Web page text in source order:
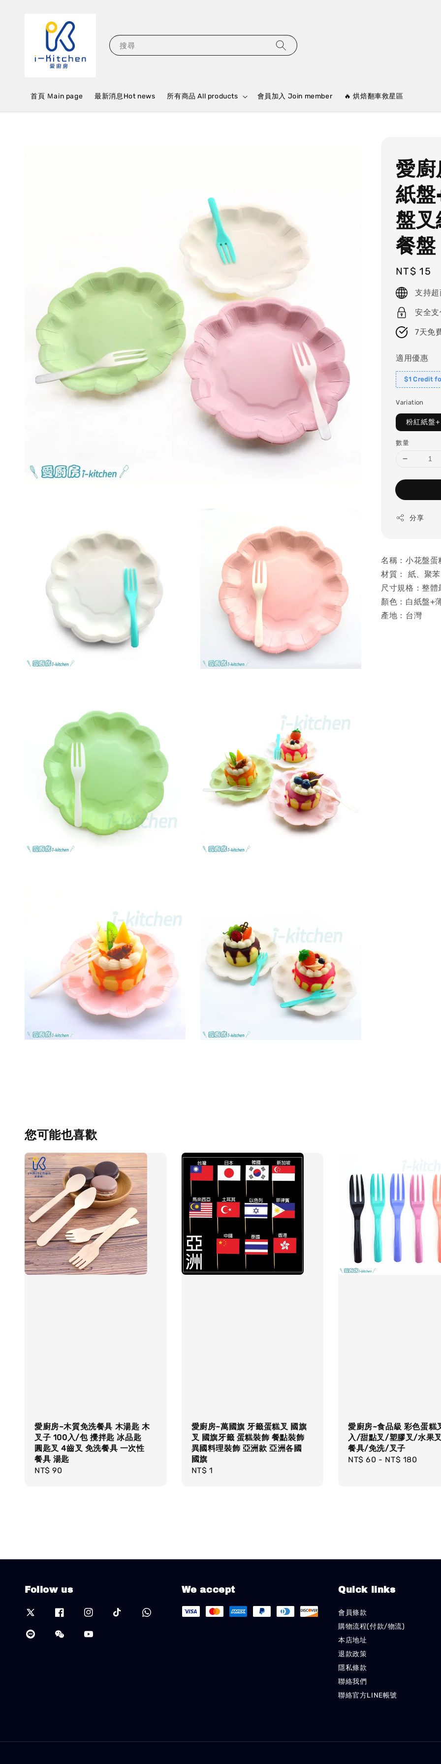
搜尋
首頁 Ｍain page 最新消息Hot news 所有商品 All products 會員加入 Join member 🔥 烘焙翻車救星區
愛
紙
盤叉
餐盤
Regular
price
NT$ 15
支持
安全
7天免
適用優惠
$1 Credit
Variation
粉紅紙盤
數量
分享
名稱：小花盤
材質： 紙、聚
尺寸規格：整
顏色：白紙盤+
產地：台灣
您可能也喜歡
愛廚房~木質免洗餐具 木湯匙 木
叉子 100入/包 攪拌匙 冰品匙
圓匙叉 4齒叉 免洗餐具 一次性
餐具 湯匙
Regular
NT$ 90
愛廚房~萬國旗 牙籤蛋糕叉 國旗
叉 國旗牙籤 蛋糕裝飾 餐點裝飾
異國料理裝飾 亞洲款 亞洲各國
國旗
Regular
NT$ 1
愛廚房~食品級 彩色蛋糕
入/甜點叉/塑膠叉/水果
餐具/免洗/叉子
Regular
NT$ 60 - NT$ 180
Follow us We accept Quick links
會員條款
購物流程(付款/物流)
本店地址
退款政策
隱私條款
聯絡我們
聯絡官方LINE帳號